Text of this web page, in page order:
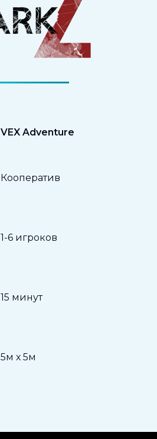
VEX Adventure
Кооператив
1-6 игроков
15 минут
5м х 5м